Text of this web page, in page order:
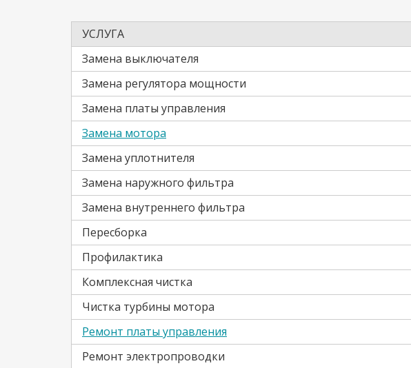
УСЛУГА
Замена выключателя
Замена регулятора мощности
Замена платы управления
Замена мотора
Замена уплотнителя
Замена наружного фильтра
Замена внутреннего фильтра
Пересборка
Профилактика
Комплексная чистка
Чистка турбины мотора
Ремонт платы управления
Ремонт электропроводки